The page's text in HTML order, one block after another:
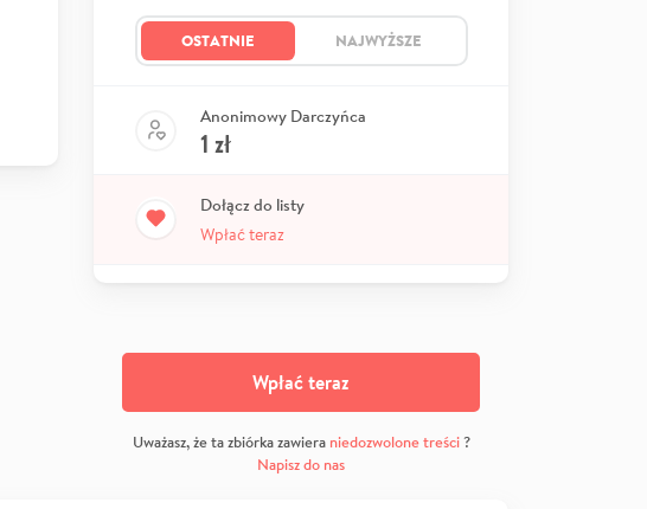
OSTATNIE NAJWYŻSZE
Anonimowy Darczyńca
1 zł
Dołącz do listy
Wpłać teraz
Wpłać teraz
Uważasz, że ta zbiórka zawiera niedozwolone treści?
Napisz do nas